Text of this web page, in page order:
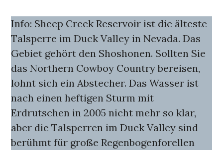
Info: Sheep Creek Reservoir ist die älteste
Talsperre im Duck Valley in Nevada. Das
Gebiet gehört den Shoshonen. Sollten Sie
das Northern Cowboy Country bereisen,
lohnt sich ein Abstecher. Das Wasser ist
nach einen heftigen Sturm mit
Erdrutschen in 2005 nicht mehr so klar,
aber die Talsperren im Duck Valley sind
berühmt für große Regenbogenforellen